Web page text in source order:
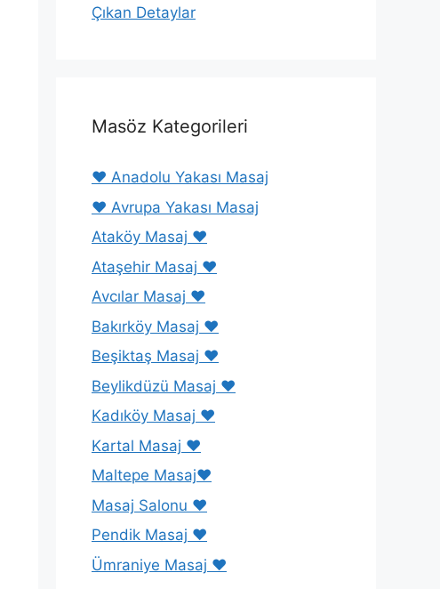
Çıkan Detaylar
Masöz Kategorileri
❤️ Anadolu Yakası Masaj
❤️ Avrupa Yakası Masaj
Ataköy Masaj ❤️
Ataşehir Masaj ❤️
Avcılar Masaj ❤️
Bakırköy Masaj ❤️
Beşiktaş Masaj ❤️
Beylikdüzü Masaj ❤️
Kadıköy Masaj ❤️
Kartal Masaj ❤️
Maltepe Masaj❤️
Masaj Salonu ❤️
Pendik Masaj ❤️
Ümraniye Masaj ❤️